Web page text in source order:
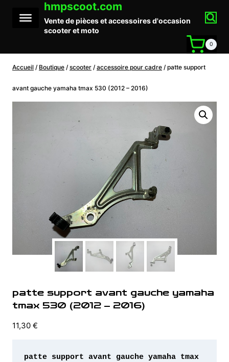
contenu
hmpscoot.com
Vente de pièces et accessoires d'occasion
scooter et moto
0
Accueil / Boutique / scooter / accessoire pour cadre / patte support
avant gauche yamaha tmax 530 (2012 – 2016)
patte support avant gauche yamaha
tmax 530 (2012 – 2016)
11,30 €
patte support avant gauche yamaha tmax